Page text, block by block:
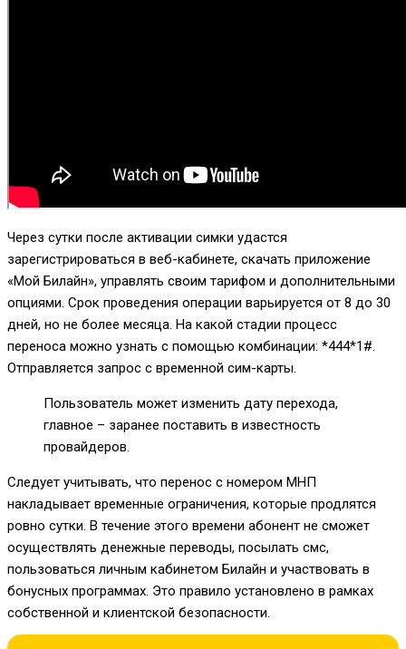
Через сутки после активации симки удастся
зарегистрироваться в веб-кабинете, скачать приложение
«Мой Билайн», управлять своим тарифом и дополнительными
опциями. Срок проведения операции варьируется от 8 до 30
дней, но не более месяца. На какой стадии процесс
переноса можно узнать с помощью комбинации: *444*1#.
Отправляется запрос с временной сим-карты.
Пользователь может изменить дату перехода,
главное – заранее поставить в известность
провайдеров.
Следует учитывать, что перенос с номером МНП
накладывает временные ограничения, которые продлятся
ровно сутки. В течение этого времени абонент не сможет
осуществлять денежные переводы, посылать смс,
пользоваться личным кабинетом Билайн и участвовать в
бонусных программах. Это правило установлено в рамках
собственной и клиентской безопасности.